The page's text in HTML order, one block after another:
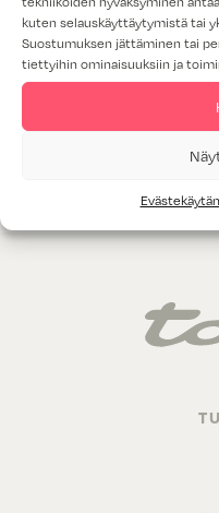
kuten selauskäyttäytymistä tai
Suostumuksen jättäminen tai
tiettyihin ominaisuuksiin ja
Näytä kaikki
Kyllä